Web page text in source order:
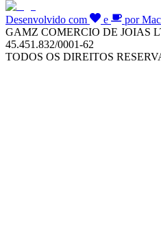
Desenvolvido com e
por
GAMZ COMERCIO DE JOIAS
45.451.832/0001-62
TODOS OS DIREITOS